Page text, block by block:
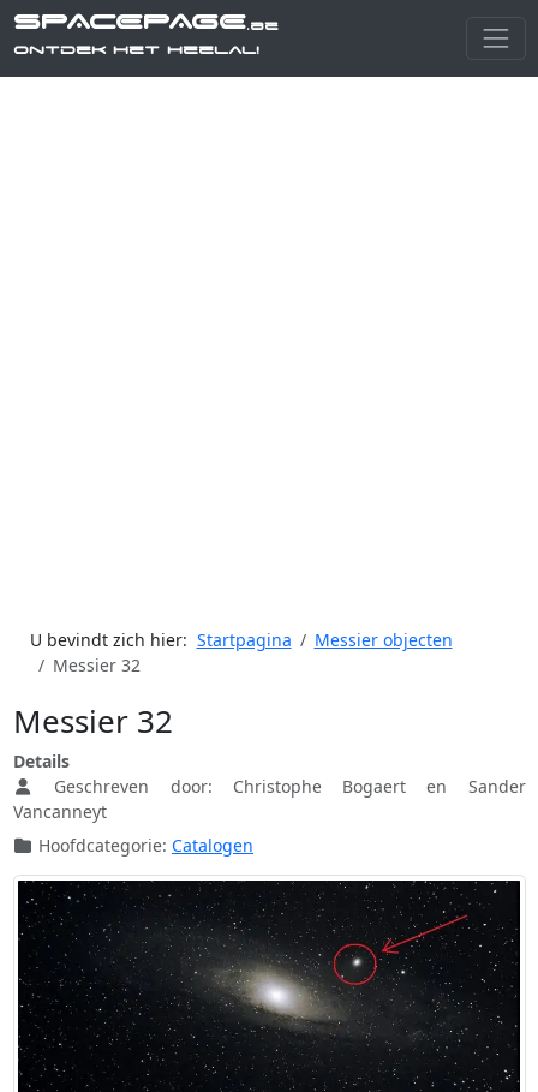
SPACEPAGE.be
Ontdek het heelal!
U bevindt zich hier: Startpagina
Messier objecten
Messier 32
Messier 32
Details
Geschreven door: Christophe Bogaert en Sander
Vancanneyt
Hoofdcategorie: Catalogen